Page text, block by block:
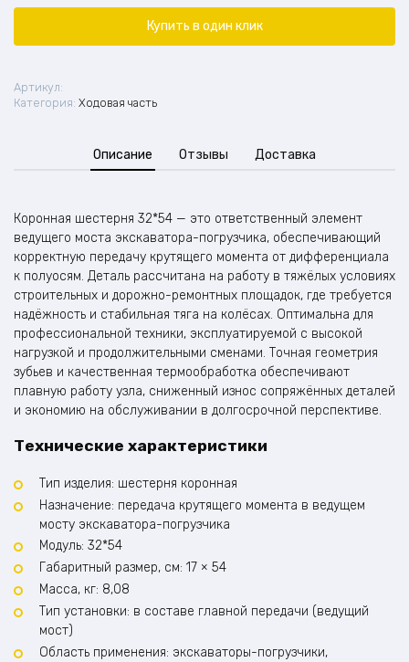
экскаватор-
погрузчик
Купить в один клик
Артикул:
Категория: Ходовая часть
Описание Отзывы Доставка
Коронная шестерня 32*54 — это ответственный элемент
ведущего моста экскаватора-погрузчика, обеспечивающий
корректную передачу крутящего момента от дифференциала
к полуосям. Деталь рассчитана на работу в тяжёлых условиях
строительных и дорожно-ремонтных площадок, где требуется
надёжность и стабильная тяга на колёсах. Оптимальна для
профессиональной техники, эксплуатируемой с высокой
нагрузкой и продолжительными сменами. Точная геометрия
зубьев и качественная термообработка обеспечивают
плавную работу узла, сниженный износ сопряжённых деталей
и экономию на обслуживании в долгосрочной перспективе.
Технические характеристики
Тип изделия: шестерня коронная
Назначение: передача крутящего момента в ведущем
мосту экскаватора-погрузчика
Модуль: 32*54
Габаритный размер, см: 17 × 54
Масса, кг: 8,08
Тип установки: в составе главной передачи (ведущий
мост)
Область применения: экскаваторы-погрузчики,